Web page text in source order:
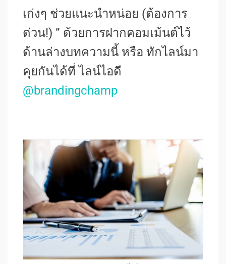
เก่งๆ ช่วยแนะนำหน่อย (ต้องการ
ด่วน!) ” ด้วยการฝากคอมเม้นต์ไว้
ด้านล่างบทความนี้ หรือ ทักไลน์มา
คุยกันได้ที่ ไลน์ไอดี
@brandingchamp